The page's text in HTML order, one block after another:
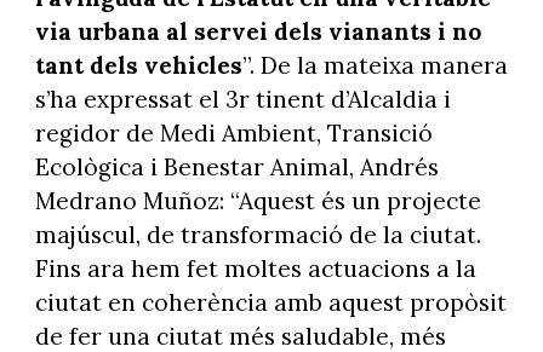
via urbana al servei dels vianants i no
tant dels vehicles”. De la mateixa manera
s’ha expressat el 3r tinent d’Alcaldia i
regidor de Medi Ambient, Transició
Ecològica i Benestar Animal, Andrés
Medrano Muñoz: “Aquest és un projecte
majúscul, de transformació de la ciutat.
Fins ara hem fet moltes actuacions a la
ciutat en coherència amb aquest propòsit
de fer una ciutat més saludable, més